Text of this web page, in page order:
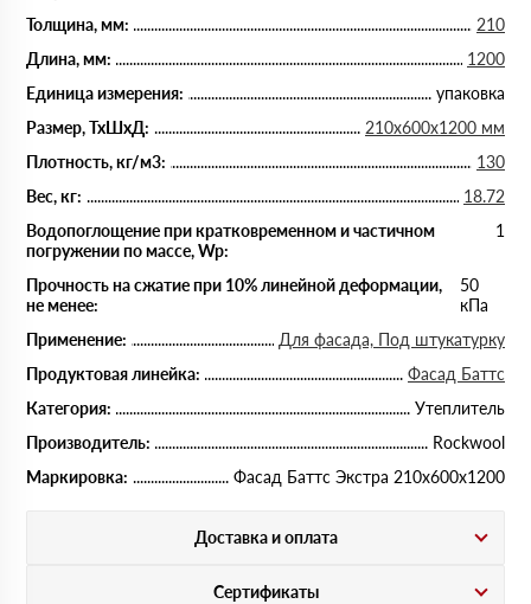
Толщина, мм:
210
Длина, мм:
1200
Единица измерения:
упаковка
Размер, ТхШхД:
210х600х1200 мм
Плотность, кг/м3:
130
Вес, кг:
18.72
Водопоглощение при кратковременном и частичном
погружении по массе, Wp:
1
Прочность на сжатие при 10% линейной деформации,
не менее:
50
кПа
Применение:
Для фасада, Под штукатурку
Продуктовая линейка:
Фасад Баттс
Категория:
Утеплитель
Производитель:
Rockwool
Маркировка:
Фасад Баттс Экстра 210х600х1200
Доставка и оплата
Сертификаты